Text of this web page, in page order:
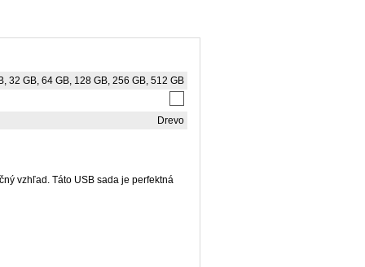
32 GB, 64 GB, 128 GB, 256 GB, 512 GB
Drevo
vzhľad. Táto USB sada je perfektná